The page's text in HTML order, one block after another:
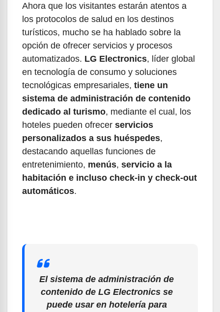
Ahora que los visitantes estarán atentos a
los protocolos de salud en los destinos
turísticos, mucho se ha hablado sobre la
opción de ofrecer servicios y procesos
automatizados. LG Electronics, líder global
en tecnología de consumo y soluciones
tecnológicas empresariales, tiene un
sistema de administración de contenido
dedicado al turismo, mediante el cual, los
hoteles pueden ofrecer servicios
personalizados a sus huéspedes,
destacando aquellas funciones de
entretenimiento, menús, servicio a la
habitación e incluso check-in y check-out
automáticos.
El sistema de administración de
contenido de LG Electronics se
puede usar en hotelería para